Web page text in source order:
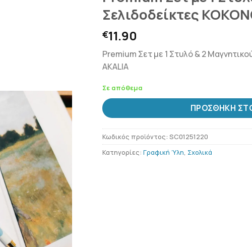
Σελιδοδείκτες
€11.90
Premium Σετ με 1 Στυλό & 2
AKALIA
Σε απόθεμα
ΠΡΟΣΘΉΚΗ
Κωδικός προϊόντος: SC01251220
Κατηγορίες: Γραφική Ύλη, Σχολικά